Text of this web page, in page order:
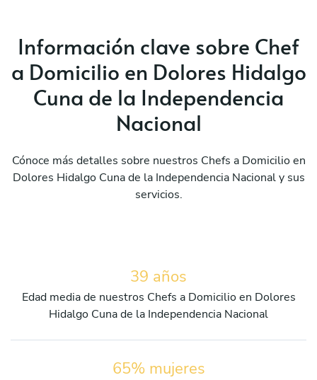
Información clave sobre Chef
a Domicilio en Dolores Hidalgo
Cuna de la Independencia
Nacional
Cónoce más detalles sobre nuestros Chefs a Domicilio en
Dolores Hidalgo Cuna de la Independencia Nacional y sus
servicios.
39 años
Edad media de nuestros Chefs a Domicilio en Dolores
Hidalgo Cuna de la Independencia Nacional
65% mujeres